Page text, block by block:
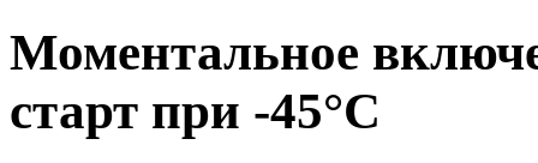
Моментальное
старт при -45°С